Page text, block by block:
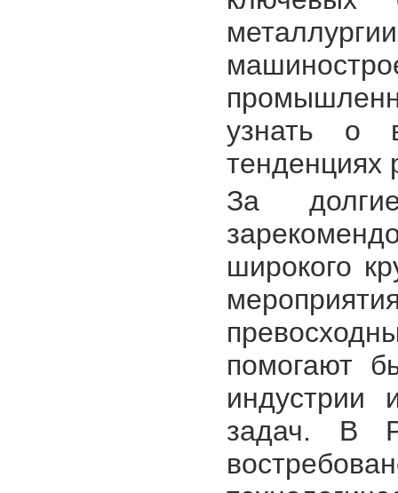
узнать о
тенденциях
За
широкого
помогают
индустрии
задач. В